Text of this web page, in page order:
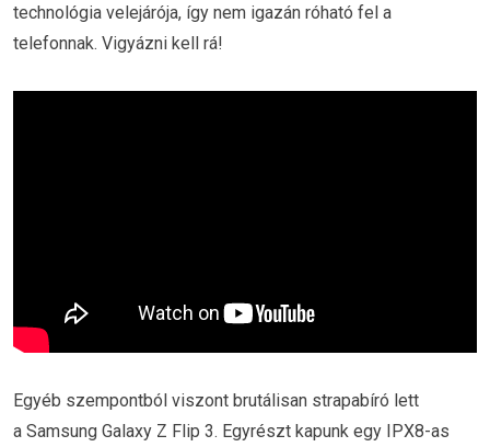
technológia velejárója, így nem igazán róható fel a
telefonnak. Vigyázni kell rá!
Egyéb szempontból viszont brutálisan strapabíró lett
a Samsung Galaxy Z Flip 3. Egyrészt kapunk egy IPX8-as